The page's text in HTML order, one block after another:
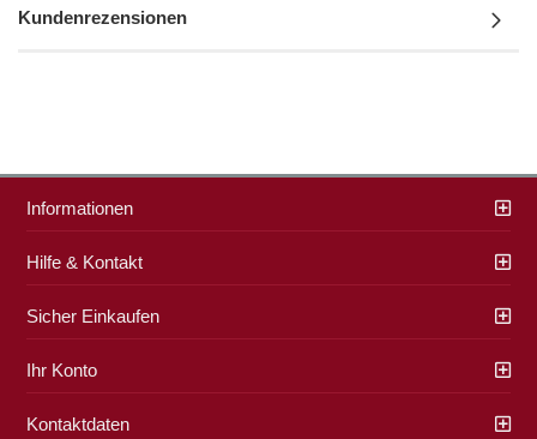
Kundenrezensionen
Informationen
Hilfe & Kontakt
Sicher Einkaufen
Ihr Konto
Kontaktdaten